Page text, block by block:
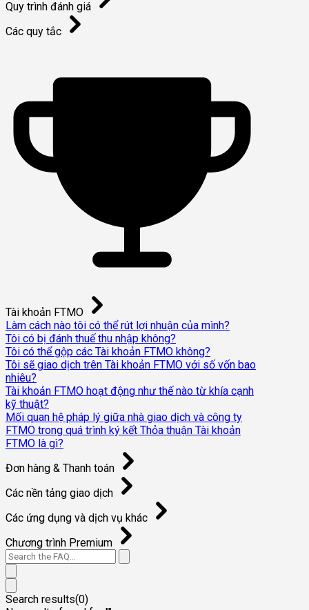
Quy trình đánh giá
Các quy tắc
Tài khoản FTMO
Làm cách nào tôi có thể rút lợi nhuận của mình?
Tôi có bị đánh thuế thu nhập không?
Tôi có thể gộp các Tài khoản FTMO không?
Tôi sẽ giao dịch trên Tài khoản FTMO với số vốn bao
nhiêu?
Tài khoản FTMO hoạt động như thế nào từ khía cạnh
kỹ thuật?
Mối quan hệ pháp lý giữa nhà giao dịch và công ty
FTMO trong quá trình ký kết Thỏa thuận Tài khoản
FTMO là gì?
Đơn hàng & Thanh toán
Các nền tảng giao dịch
Các ứng dụng và dịch vụ khác
Chương trình Premium
Search results(0)